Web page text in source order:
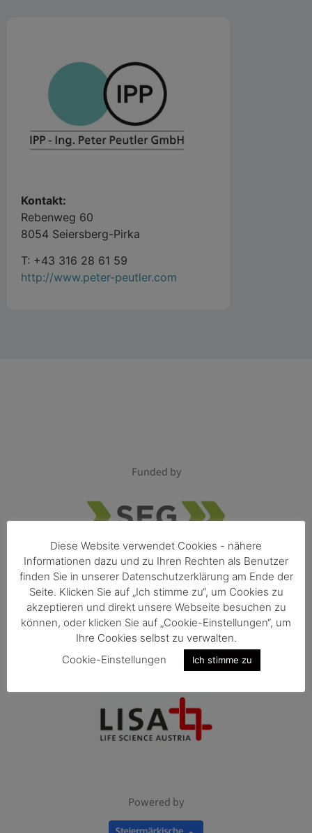
Kontakt:
Rebenweg 60
8054 Seiersberg-Pirka
T: +43 316 28 61 59
http://www.peter-peutler.com
Funded by
Powered by
Diese Website verwendet Cookies - nähere
Informationen dazu und zu Ihren Rechten als Benutzer
finden Sie in unserer Datenschutzerklärung am Ende der
Seite. Klicken Sie auf „Ich stimme zu“, um Cookies zu
akzeptieren und direkt unsere Webseite besuchen zu
können, oder klicken Sie auf „Cookie-Einstellungen“, um
Ihre Cookies selbst zu verwalten.
Cookie-Einstellungen
Ich stimme zu